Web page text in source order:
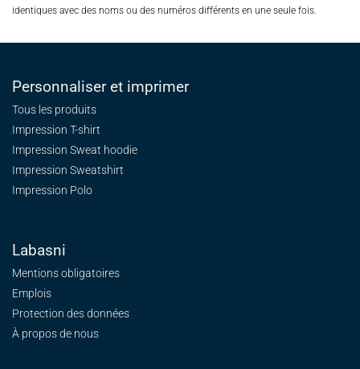
identiques avec des noms ou des numéros différents en une seule fois.
Personnaliser et imprimer
Tous les produits
Impression T-shirt
Impression Sweat hoodie
Impression Sweatshirt
Impression Polo
Labasni
Mentions obligatoires
Emplois
Protection des données
À propos de nous